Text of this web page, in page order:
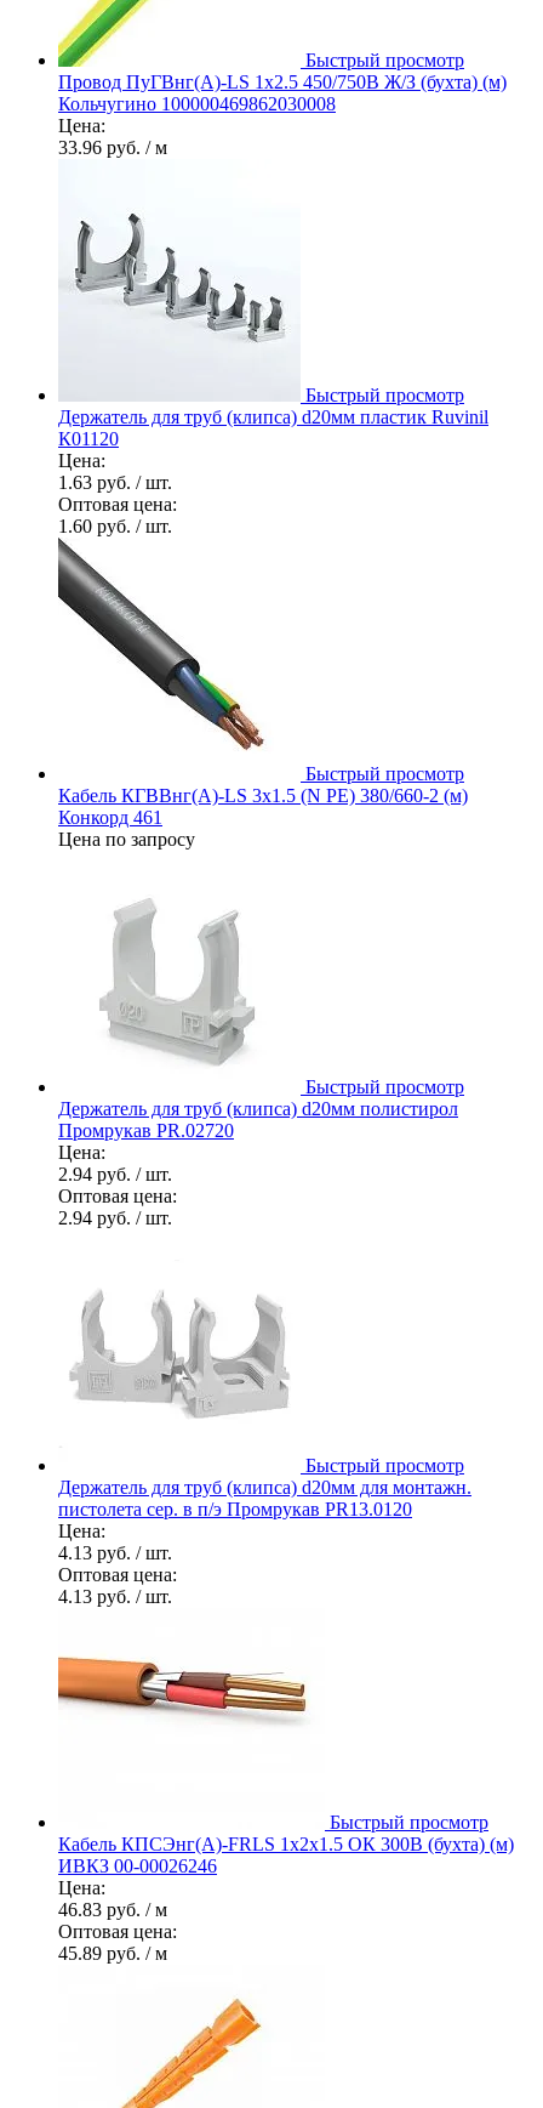
Быстрый просмотр
Провод ПуГВнг(А)-LS 1х2.5 450/750В Ж/З (бухта) (м)
Кольчугино 100000469862030008
Цена:
33.96 руб. / м
Быстрый просмотр
Держатель для труб (клипса) d20мм пластик Ruvinil
К01120
Цена:
1.63 руб. / шт.
Оптовая цена:
1.60 руб. / шт.
Быстрый просмотр
Кабель КГВВнг(А)-LS 3х1.5 (N PE) 380/660-2 (м)
Конкорд 461
Цена по запросу
Быстрый просмотр
Держатель для труб (клипса) d20мм полистирол
Промрукав PR.02720
Цена:
2.94 руб. / шт.
Оптовая цена:
2.94 руб. / шт.
Быстрый просмотр
Держатель для труб (клипса) d20мм для монтажн.
пистолета сер. в п/э Промрукав PR13.0120
Цена:
4.13 руб. / шт.
Оптовая цена:
4.13 руб. / шт.
Быстрый просмотр
Кабель КПСЭнг(А)-FRLS 1х2х1.5 ОК 300В (бухта) (м)
ИВКЗ 00-00026246
Цена:
46.83 руб. / м
Оптовая цена:
45.89 руб. / м